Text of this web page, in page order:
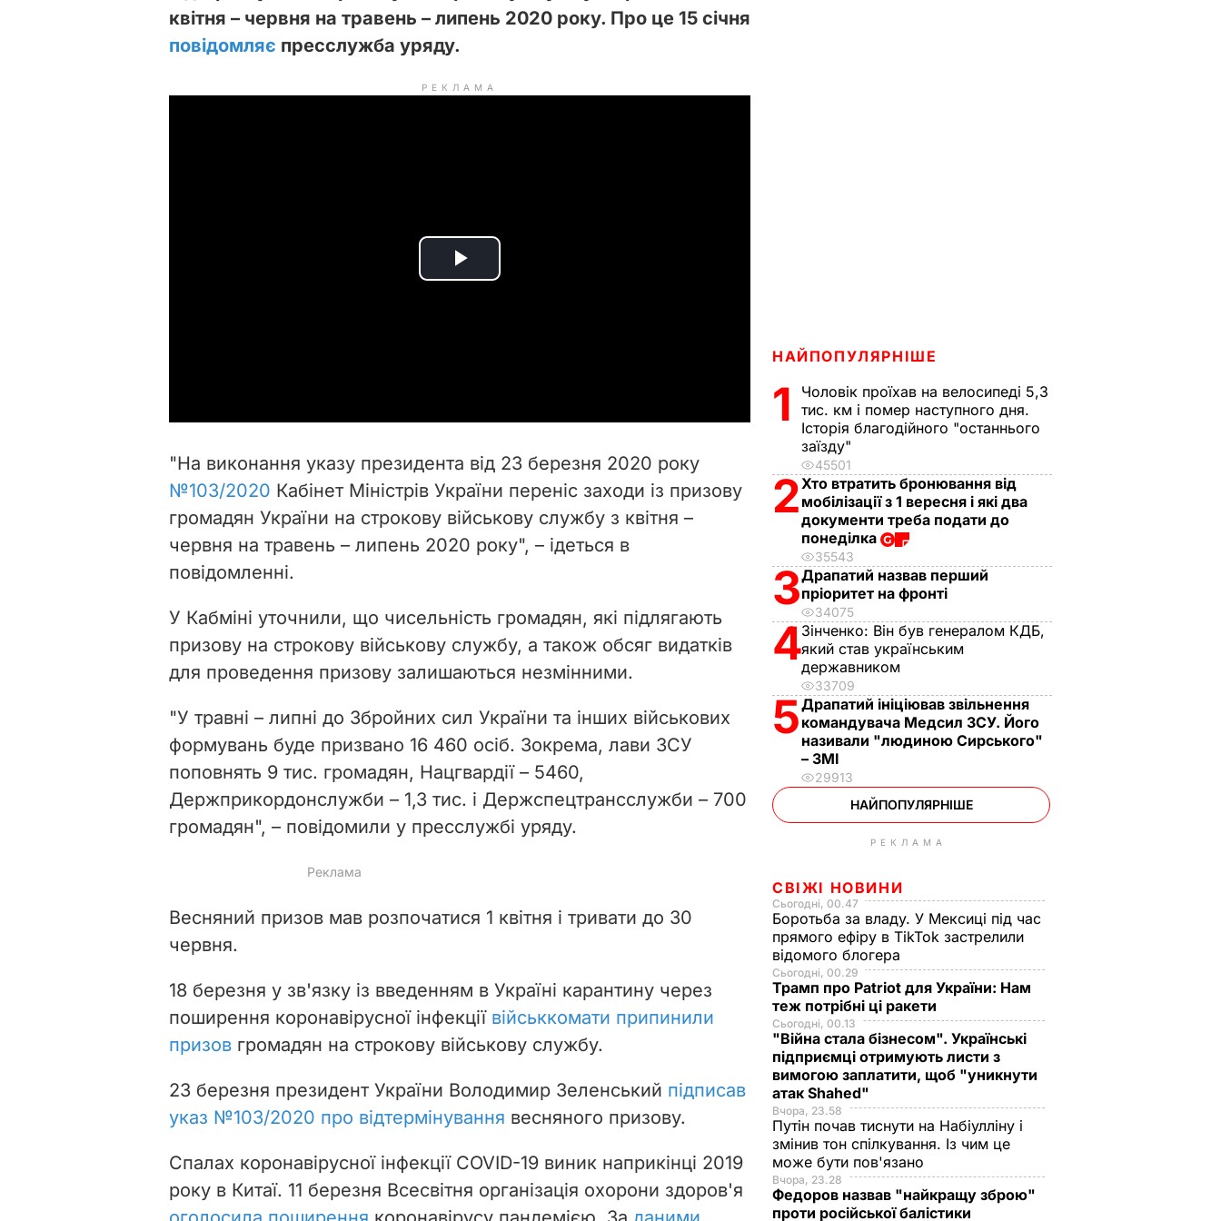
квітня – червня на травень – липень 2020 року. Про це 15 січня
повідомляє пресслужба уряду.
РЕКЛАМА
P
i
d
o
"На виконання указу президента від 23 березня 2020 року
№103/2020 Кабінет Міністрів України переніс заходи із призову
громадян України на строкову військову службу з квітня –
червня на травень – липень 2020 року", – ідеться в
повідомленні.
У Кабміні уточнили, що чисельність громадян, які підлягають
призову на строкову військову службу, а також обсяг видатків
для проведення призову залишаються незмінними.
"У травні – липні до Збройних сил України та інших військових
формувань буде призвано 16 460 осіб. Зокрема, лави ЗСУ
поповнять 9 тис. громадян, Нацгвардії – 5460,
Держприкордонслужби – 1,3 тис. і Держспецтрансслужби – 700
громадян", – повідомили у пресслужбі уряду.
Весняний призов мав розпочатися 1 квітня і тривати до 30
червня.
18 березня у зв'язку із введенням в Україні карантину через
поширення коронавірусної інфекції військкомати припинили
призов громадян на строкову військову службу.
23 березня президент України Володимир Зеленський підписав
указ №103/2020 про відтермінування весняного призову.
Спалах коронавірусної інфекції COVID-19 виник наприкінці 2019
року в Китаї. 11 березня Всесвітня організація охорони здоров'я
НАЙПОПУЛЯРНІШЕ
1
Чоловік проїхав на велосипеді 5,3
тис. км і помер наступного дня.
Історія благодійного "останнього
заїзду"
45501
2Хто втратить бронювання від
мобілізації з 1 вересня і які два
документи треба подати до
понеділка
35543
3Драпатий назвав перший
пріоритет на фронті
34075
4Зінченко: Він був генералом КДБ,
який став українським
державником
33709
5Драпатий ініціював звільнення
командувача Медсил ЗСУ. Його
називали "людиною Сирського"
– ЗМІ
29913
НАЙПОПУЛЯРНІШЕ
РЕКЛАМА
СВІЖІ НОВИНИ
Сьогодні, 00.47
Боротьба за владу. У Мексиці під час
прямого ефіру в TikTok застрелили
відомого блогера
Сьогодні, 00.29
Трамп про Patriot для України: Нам
теж потрібні ці ракети
Сьогодні, 00.13
"Війна стала бізнесом". Українські
підприємці отримують листи з
вимогою заплатити, щоб "уникнути
атак Shahed"
Вчора, 23.58
Путін почав тиснути на Набіулліну і
змінив тон спілкування. Із чим це
може бути пов'язано
Вчора, 23.28
Федоров назвав "найкращу зброю"
проти російської балістики